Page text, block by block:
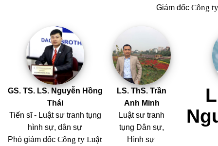
Giám đốc Công
GS. TS. LS. Nguyễn Hồng
Thái
Tiến sĩ - Luật sư tranh tụng
hình sự, dân sự
Phó giám đốc Công ty Luật
LS. ThS. Trần
Anh Minh
Luật sư tranh
tụng Dân sự,
Hình sự